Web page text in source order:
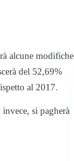
alcune modifiche
del 52,69%
al 2017.
si pagherà